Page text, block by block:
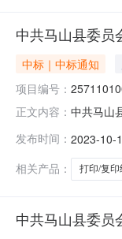
中共马山县委员
中标｜中标通知
项目编号：
正文内容： 中共马山
话:0771-
发布时间： 2023-10-
相关产品：
打印/复印
中共马山县委员